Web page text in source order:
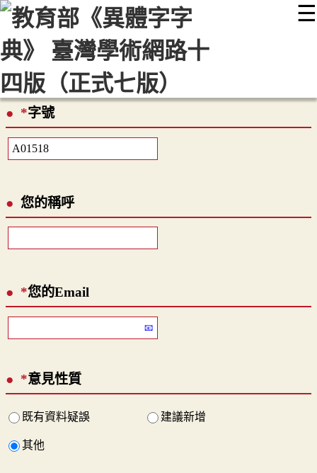
☰
::: 最新消息 常見問題 編輯說明
顯示模式
網站導覽
*字號
您的稱呼
*您的Email
*意見性質
既有資料疑誤 建議新增
其他